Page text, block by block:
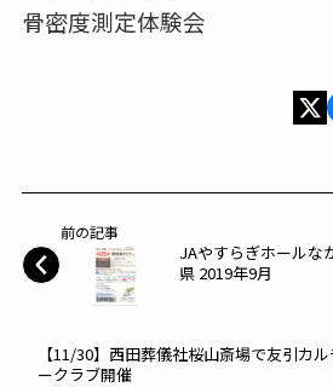
骨密度測定体験会
前の記事
JAやすらぎホールな
県 2019年9月
【11/30】西田葬儀社桜山斎場で友引カル
ークラブ開催